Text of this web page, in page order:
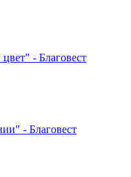
- Благовест
- Благовест